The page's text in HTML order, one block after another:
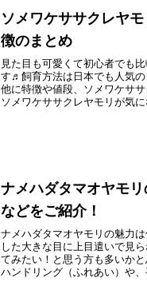
ソメワケササクレヤ
徴のまとめ
見た目も可愛くて初心者でも
す♬飼育方法は日本でも人気
他に特徴や値段、ソメワケサ
ソメワケササクレヤモリが気
ナメハダタマオヤモ
などをご紹介！
ナメハダタマオヤモリの魅力
した大きな目に上目遣いで見
てみたい！と思う方も多いか
ハンドリング（ふれあい）や